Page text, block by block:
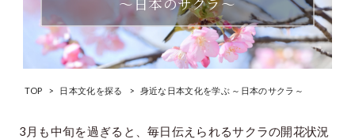
伝教大師最澄1200年魅力交流
いろりとは
伝教大師最澄1200年魅力交流委員会とは
大学コラボプロジェクト
伝教大師最澄とは（デジタルパンフレット）
～日本のサクラ～
TOP > 日本文化を探る > 身近な日本文化を学ぶ ～日本のサクラ～
3月も中旬を過ぎると、毎日伝えられるサクラの開花状況